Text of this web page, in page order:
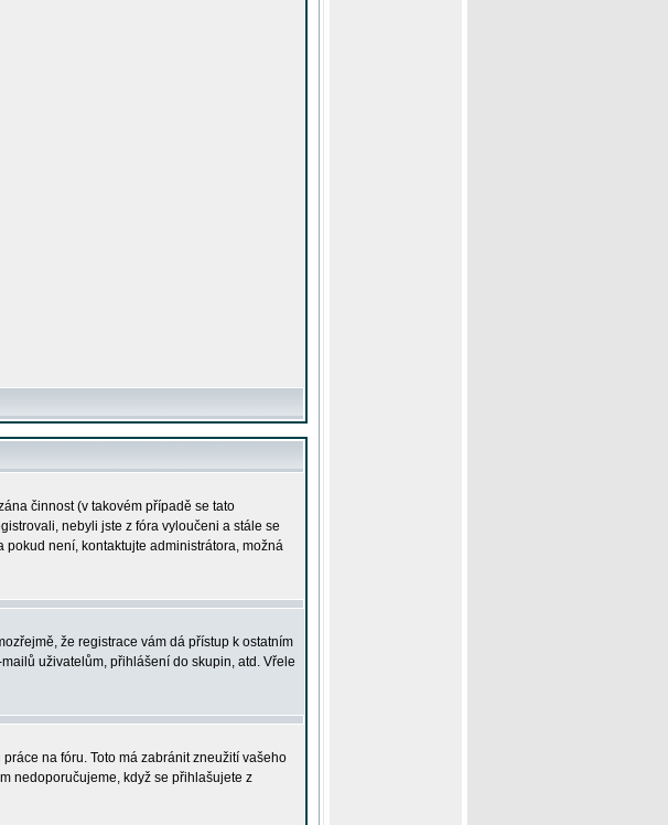
činnost (v takovém případě se tato
nebyli jste z fóra vyloučeni a stále se
není, kontaktujte administrátora, možná
že registrace vám dá přístup k ostatním
uživatelům, přihlášení do skupin, atd. Vřele
na fóru. Toto má zabránit zneužití vašeho
nedoporučujeme, když se přihlašujete z